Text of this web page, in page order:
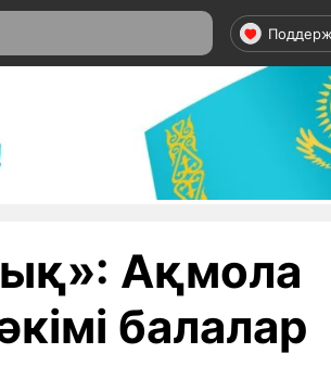
Ақмола
балалар